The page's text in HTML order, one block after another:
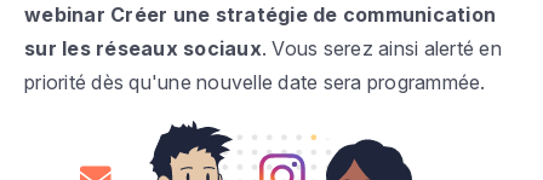
webinar Créer une stratégie de communication
sur les réseaux sociaux. Vous serez ainsi alerté en
priorité dès qu'une nouvelle date sera programmée.